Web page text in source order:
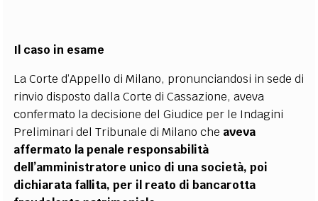
Il caso in esame
La Corte d’Appello di Milano, pronunciandosi in sede di
rinvio disposto dalla Corte di Cassazione, aveva
confermato la decisione del Giudice per le Indagini
Preliminari del Tribunale di Milano che aveva
affermato la penale responsabilità
dell’amministratore unico di una società, poi
dichiarata fallita, per il reato di bancarotta